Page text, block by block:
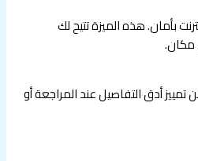
بأمان. هذه الميزة تتيح لك
مكان.
أدق التفاصيل عند المراجعة أو